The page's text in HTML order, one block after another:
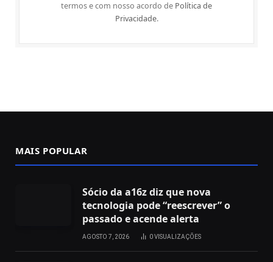
termos e com nosso acordo de Política de
Privacidade.
MAIS POPULAR
Sócio da a16z diz que nova
tecnologia pode “reescrever” o
passado e acende alerta
AGOSTO 7, 2026 0VISUALIZAÇÕES